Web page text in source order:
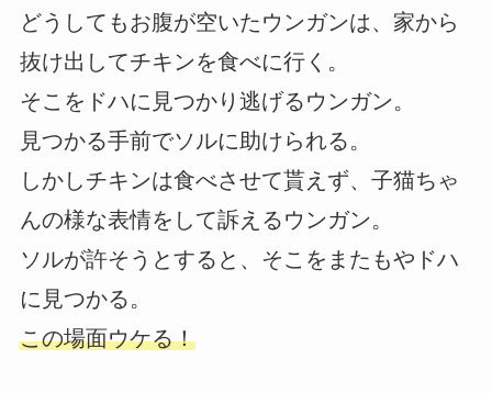
どうしてもお腹が空いたウンガンは、家から
抜け出してチキンを食べに行く。
そこをドハに見つかり逃げるウンガン。
見つかる手前でソルに助けられる。
しかしチキンは食べさせて貰えず、子猫ちゃ
んの様な表情をして訴えるウンガン。
ソルが許そうとすると、そこをまたもやドハ
に見つかる。
この場面ウケる！